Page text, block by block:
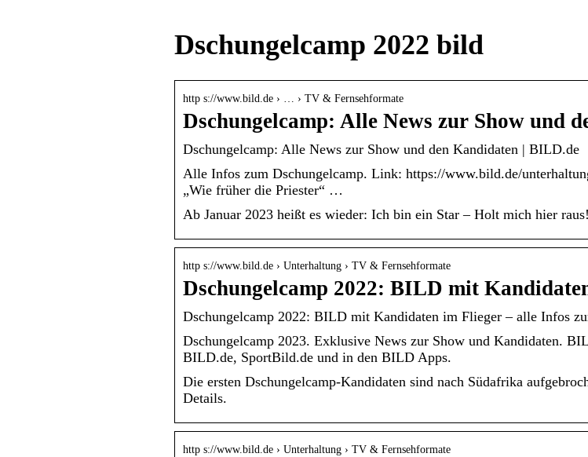
Dschungelcamp 2022 bild
http s://www.bild.de › … › TV & Fernsehformate
Dschungelcamp: Alle News zur Show und
Dschungelcamp: Alle News zur Show und den Kandidaten | BILD.de
Alle Infos zum Dschungelcamp. Link: https://www.bild.de/
„Wie früher die Priester“ …
Ab Januar 2023 heißt es wieder: Ich bin ein Star – Holt mich hier
http s://www.bild.de › Unterhaltung › TV & Fernsehformate
Dschungelcamp 2022: BILD mit
Dschungelcamp 2022: BILD mit Kandidaten im Flieger – alle Infos
Dschungelcamp 2023. Exklusive News zur Show und Kandidaten.
BILD.de, SportBild.de und in den BILD Apps.
Die ersten Dschungelcamp-Kandidaten sind nach Südafrika
Details.
http s://www.bild.de › Unterhaltung › TV & Fernsehformate